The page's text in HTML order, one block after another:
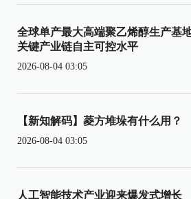
全球单产最大高端聚乙烯醇生产基
关键产业链自主可控水平
2026-08-04 03:05
【新知解码】菱方堆垛有什么用？
2026-08-04 03:05
人工智能技术产业迎来爆发式增长